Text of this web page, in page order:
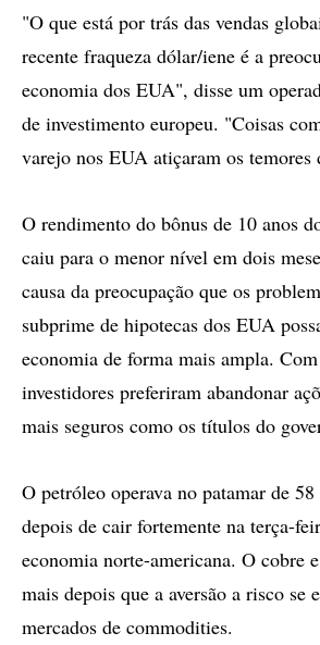
"O que está por trás das vendas
recente fraqueza dólar/iene é a
economia dos EUA", disse um
de investimento europeu. "Coisas
varejo nos EUA atiçaram os temores
O rendimento do bônus de 10 anos
caiu para o menor nível em dois
causa da preocupação que os
subprime de hipotecas dos EUA
economia de forma mais ampla.
investidores preferiram abandonar
mais seguros como os títulos do
O petróleo operava no patamar de
depois de cair fortemente na terça-
economia norte-americana. O cobre
mais depois que a aversão a risco se
mercados de commodities.